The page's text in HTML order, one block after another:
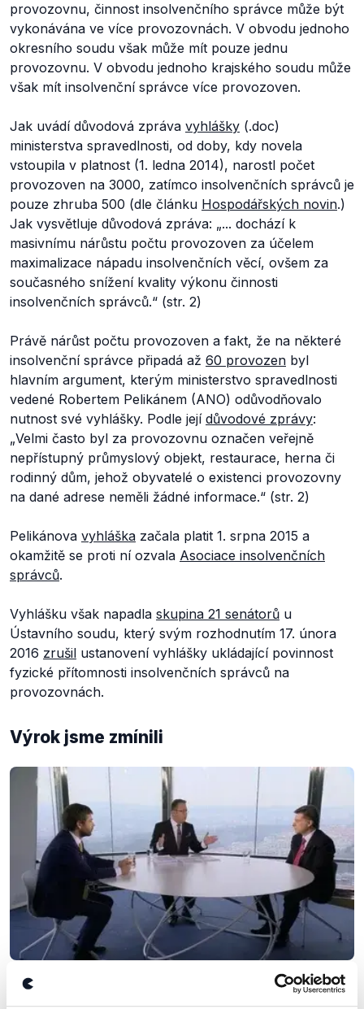
provozovnu, činnost insolvenčního správce může být
vykonávána ve více provozovnách. V obvodu jednoho
okresního soudu však může mít pouze jednu
provozovnu. V obvodu jednoho krajského soudu může
však mít insolvenční správce více provozoven.
Jak uvádí důvodová zpráva vyhlášky (.doc)
ministerstva spravedlnosti, od doby, kdy novela
vstoupila v platnost (1. ledna 2014), narostl počet
provozoven na 3000, zatímco insolvenčních správců je
pouze zhruba 500 (dle článku Hospodářských novin.)
Jak vysvětluje důvodová zpráva: „... dochází k
masivnímu nárůstu počtu provozoven za účelem
maximalizace nápadu insolvenčních věcí, ovšem za
současného snížení kvality výkonu činnosti
insolvenčních správců.“ (str. 2)
Právě nárůst počtu provozoven a fakt, že na některé
insolvenční správce připadá až 60 provozen byl
hlavním argument, kterým ministerstvo spravedlnosti
vedené Robertem Pelikánem (ANO) odůvodňovalo
nutnost své vyhlášky. Podle její důvodové zprávy:
„Velmi často byl za provozovnu označen veřejně
nepřístupný průmyslový objekt, restaurace, herna či
rodinný dům, jehož obyvatelé o existenci provozovny
na dané adrese neměli žádné informace.“ (str. 2)
Pelikánova vyhláška začala platit 1. srpna 2015 a
okamžitě se proti ní ozvala Asociace insolvenčních
správců.
Vyhlášku však napadla skupina 21 senátorů u
Ústavního soudu, který svým rozhodnutím 17. února
2016 zrušil ustanovení vyhlášky ukládající povinnost
fyzické přítomnosti insolvenčních správců na
provozovnách.
Výrok jsme zmínili
OVĚŘENO